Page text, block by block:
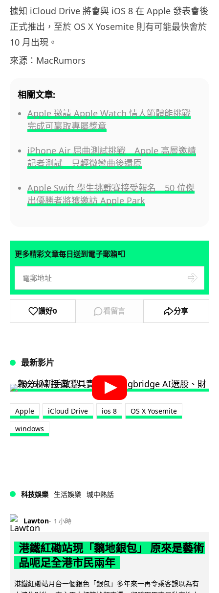
據知 iCloud Drive 將會與 iOS 8 在 Apple 發表會後
正式推出，至於 OS X Yosemite 則有可能最快會於
10 月出現。
來源：MacRumors
相關文章:
Apple 邀請 Apple Watch 情人節體能挑戰
完成可贏取專屬獎章
iPhone Air 屈曲測試挑戰 Apple 高層邀請
記者測試 只輕微彎曲後還原
Apple Swift 學生挑戰賽接受報名 50 位傑
出優勝者將獲邀訪 Apple Park
更多精彩文章每日送到電子郵箱📮
讚好0 看留言 分享
最新影片
Apple iCloud Drive ios 8
OS X Yosemite
windows
科技娛樂 生活娛樂 城中熱話
Lawton 1 小時
港鐵紅磡站現「黐地銀包」 原來是藝術
品呃足全港市民兩年
港鐵紅磡站月台一個銀色「銀包」多年來一再令乘客誤以為有